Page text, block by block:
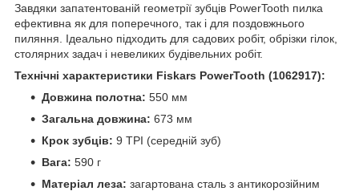
Завдяки запатентованій геометрії зубців PowerTooth пилка
ефективна як для поперечного, так і для поздовжнього
пиляння. Ідеально підходить для садових робіт, обрізки гілок,
столярних задач і невеликих будівельних робіт.
Технічні характеристики Fiskars PowerTooth (1062917):
Довжина полотна: 550 мм
Загальна довжина: 673 мм
Крок зубців: 9 TPI (середній зуб)
Вага: 590 г
Матеріал леза: загартована сталь з антикорозійним